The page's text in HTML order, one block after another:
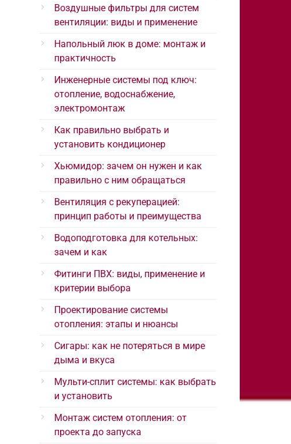
Воздушные фильтры для систем
вентиляции: виды и применение
Напольный люк в доме: монтаж и
практичность
Инженерные системы под ключ:
отопление, водоснабжение,
электромонтаж
Как правильно выбрать и
установить кондиционер
Хьюмидор: зачем он нужен и как
правильно с ним обращаться
Вентиляция с рекуперацией:
принцип работы и преимущества
Водоподготовка для котельных:
зачем и как
Фитинги ПВХ: виды, применение и
критерии выбора
Проектирование системы
отопления: этапы и нюансы
Сигары: как не потеряться в мире
дыма и вкуса
Мульти-сплит системы: как выбрать
и установить
Монтаж систем отопления: от
проекта до запуска